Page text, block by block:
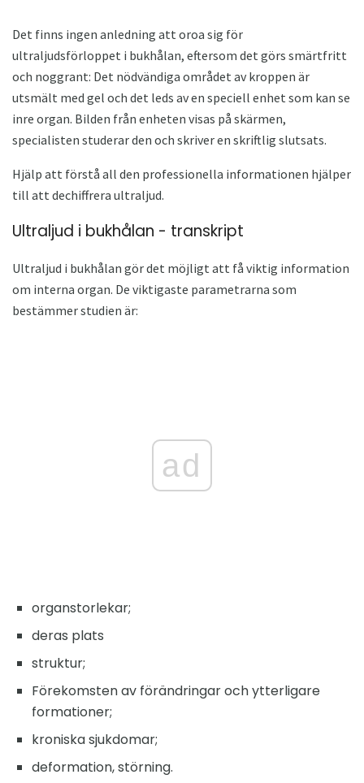
Det finns ingen anledning att oroa sig för
ultraljudsförloppet i bukhålan, eftersom det görs smärtfritt
och noggrant: Det nödvändiga området av kroppen är
utsmält med gel och det leds av en speciell enhet som kan se
inre organ. Bilden från enheten visas på skärmen,
specialisten studerar den och skriver en skriftlig slutsats.
Hjälp att förstå all den professionella informationen hjälper
till att dechiffrera ultraljud.
Ultraljud i bukhålan - transkript
Ultraljud i bukhålan gör det möjligt att få viktig information
om interna organ. De viktigaste parametrarna som
bestämmer studien är:
ad
organstorlekar;
deras plats
struktur;
Förekomsten av förändringar och ytterligare
formationer;
kroniska sjukdomar;
deformation, störning.